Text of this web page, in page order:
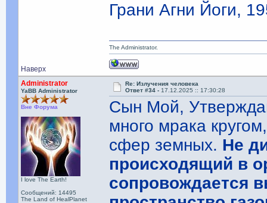
Грани Агни Йоги,
Наверх
The Administrator.
Administrator
YaBB Administrator
Вне Форума
I love The Earth!
Сообщений: 14495
The Land of HealPlanet
Re: Излучения человека
Ответ #34 - 17.12.2025 :: 17:30:28
Сын Мой,
много мрака
сфер земных. Не
происходящий в
сопровождается